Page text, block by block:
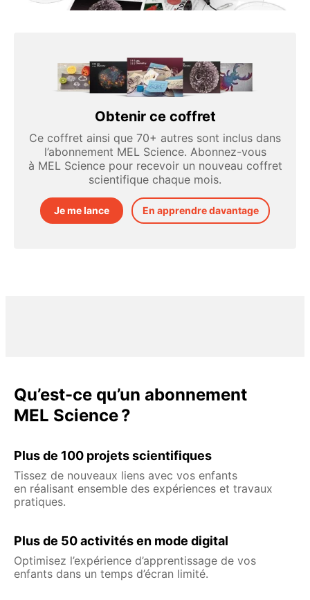
Obtenir ce coffret
Ce coffret ainsi que 70+ autres sont inclus dans
l’abonnement MEL Science. Abonnez-vous
à MEL Science pour recevoir un nouveau coffret
scientifique chaque mois.
Je me lance En apprendre davantage
Qu’est-ce qu’un abonnement
MEL Science ?
Plus de 100 projets scientifiques
Tissez de nouveaux liens avec vos enfants
en réalisant ensemble des expériences et travaux
pratiques.
Plus de 50 activités en mode digital
Optimisez l’expérience d’apprentissage de vos
enfants dans un temps d’écran limité.